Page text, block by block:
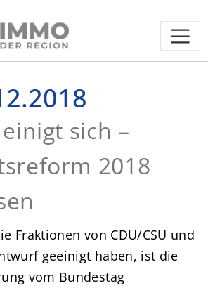
sich –
2018
Fraktionen von CDU/CSU und
geeinigt haben, ist die
vom Bundestag